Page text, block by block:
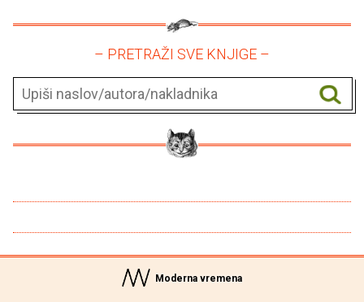
– PRETRAŽI SVE KNJIGE –
Moderna vremena